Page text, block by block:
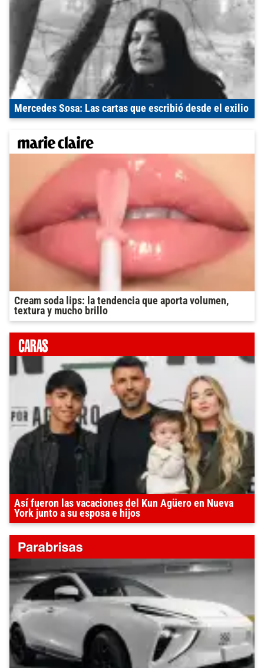
Mercedes Sosa: Las cartas que escribió desde el exilio
Cream soda lips: la tendencia que aporta volumen,
textura y mucho brillo
Así fueron las vacaciones del Kun Agüero en Nueva
York junto a su esposa e hijos